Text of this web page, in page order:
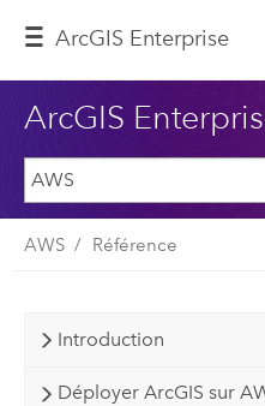
ArcGIS Enterprise
ArcGIS
AWS Référence
Introduction
Déployer ArcGIS sur